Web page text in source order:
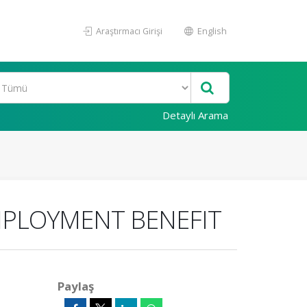
Araştırmacı Girişi English
Detaylı Arama
BENEFIT
Paylaş